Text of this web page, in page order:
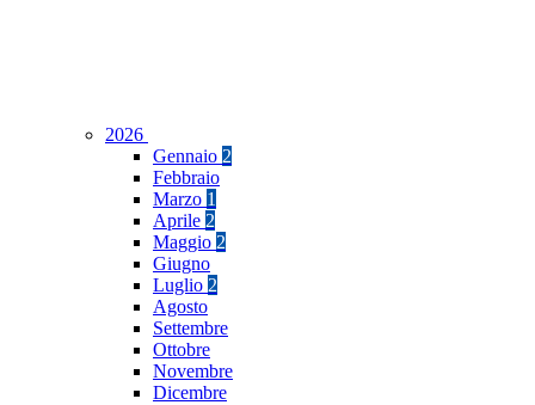
2026
Gennaio 2
Febbraio
Marzo 1
Aprile 2
Maggio 2
Giugno
Luglio 2
Agosto
Settembre
Ottobre
Novembre
Dicembre